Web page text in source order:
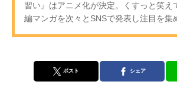
習い』はアニメ化が決定。くすっと笑え
編マンガを次々とSNSで発表し注目を集
ポスト シェア